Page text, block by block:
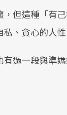
但這種「有
、貪心的人
過一段與準